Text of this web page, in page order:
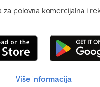
za polovna komercijalna i
Više informacija